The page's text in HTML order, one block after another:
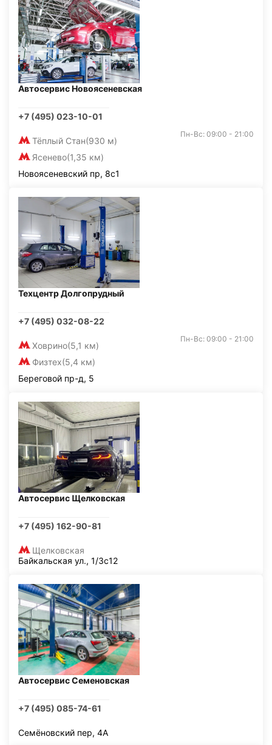
Автосервис Новоясеневская
+7 (495) 023-10-01
Тёплый Стан(930 м)
Ясенево(1,35 км)
Пн-Вс: 09:00 - 21:00
Новоясеневский пр, 8с1
Техцентр Долгопрудный
+7 (495) 032-08-22
Ховрино(5,1 км)
Физтех(5,4 км)
Пн-Вс: 09:00 - 21:00
Береговой пр-д, 5
Автосервис Щелковская
+7 (495) 162-90-81
Щелковская
Байкальская ул., 1/3с12
Автосервис Семеновская
+7 (495) 085-74-61
Семёновский пер, 4А